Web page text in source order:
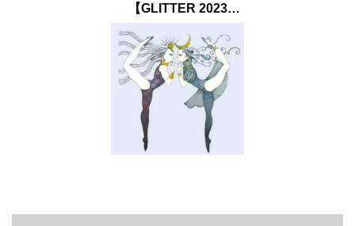
【GLITTER 2023
SUMMER issue】